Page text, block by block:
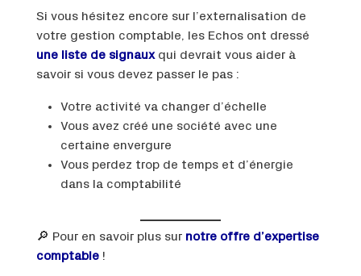
Si vous hésitez encore sur l’externalisation de
votre gestion comptable, les Echos ont dressé
une liste de signaux qui devrait vous aider à
savoir si vous devez passer le pas :
Votre activité va changer d’échelle
Vous avez créé une société avec une
certaine envergure
Vous perdez trop de temps et d’énergie
dans la comptabilité
🔎 Pour en savoir plus sur notre offre d’expertise
comptable!